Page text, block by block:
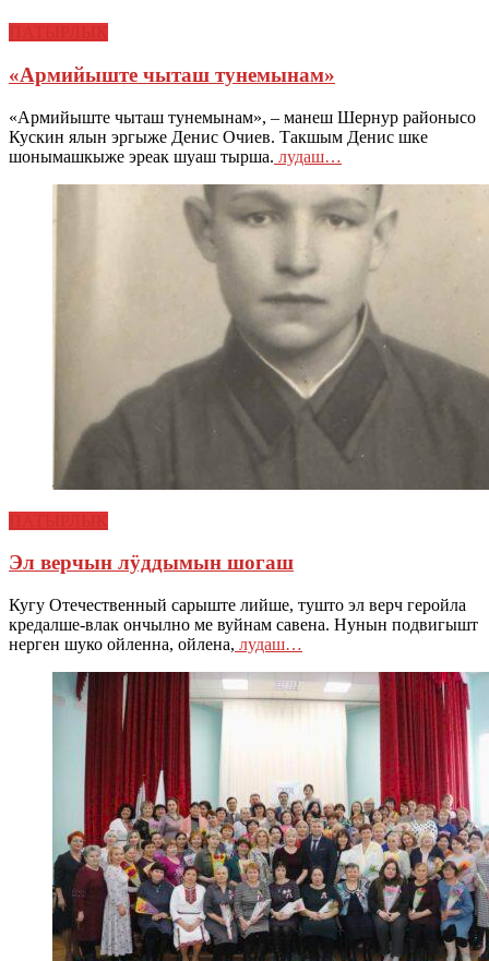
«Армийыште чыташ тунемынам»
«Армийыште чыташ тунемынам», – манеш Шернур районысо
Кускин ялын эргыже Денис Очиев. Такшым Денис шке
шонымашкыже эреак шуаш тырша. лудаш…
Эл верчын лӱддымын шогаш
Кугу Отечественный сарыште лийше, тушто эл верч геройла
кредалше-влак ончылно ме вуйнам савена. Нунын подвигышт
нерген шуко ойленна, ойлена, лудаш…